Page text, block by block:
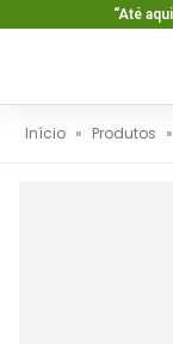
“Até
Início » Produtos »